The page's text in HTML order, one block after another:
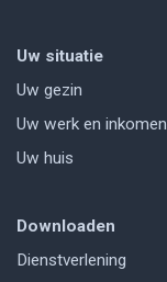
Uw situatie
Uw gezin
Uw werk en inkomen
Uw huis
Downloaden
Dienstverlening